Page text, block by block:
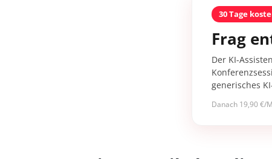
30 Tage
Frag
Der KI-
generisches
Danach 19,90 €/